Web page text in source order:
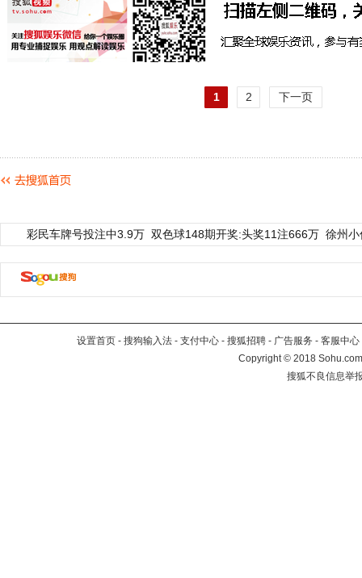
1 2 下一页
彩民车牌号投注中3.9万 双色球148期开奖:头奖11注666万 徐州
设置首页 - 搜狗输入法 - 支付中心 - 搜狐招聘 - 广告服务 - 客服中心
Copyright©2018
搜狐不良信息举